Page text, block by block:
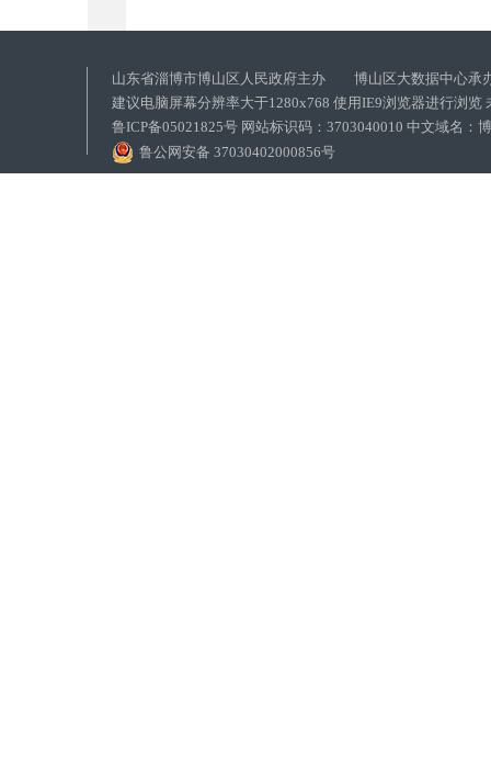
山东省淄博市博山区人民政府主办 博山区大数据中心承
建议电脑屏幕分辨率大于1280x768 使用IE9浏览器进行浏览
鲁ICP备05021825号 网站标识码：3703040010 中文域名：
鲁公网安备 37030402000856号